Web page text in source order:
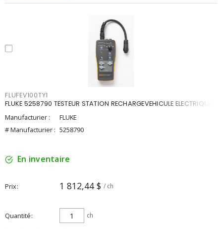
FLUFEV100TY1
FLUKE 5258790 TESTEUR STATION RECHARGEVEHICULE ELECTRIQUE
Manufacturier :
FLUKE
# Manufacturier : 5258790
En inventaire
Prix 1 812,44 $ / ch
Quantité ch